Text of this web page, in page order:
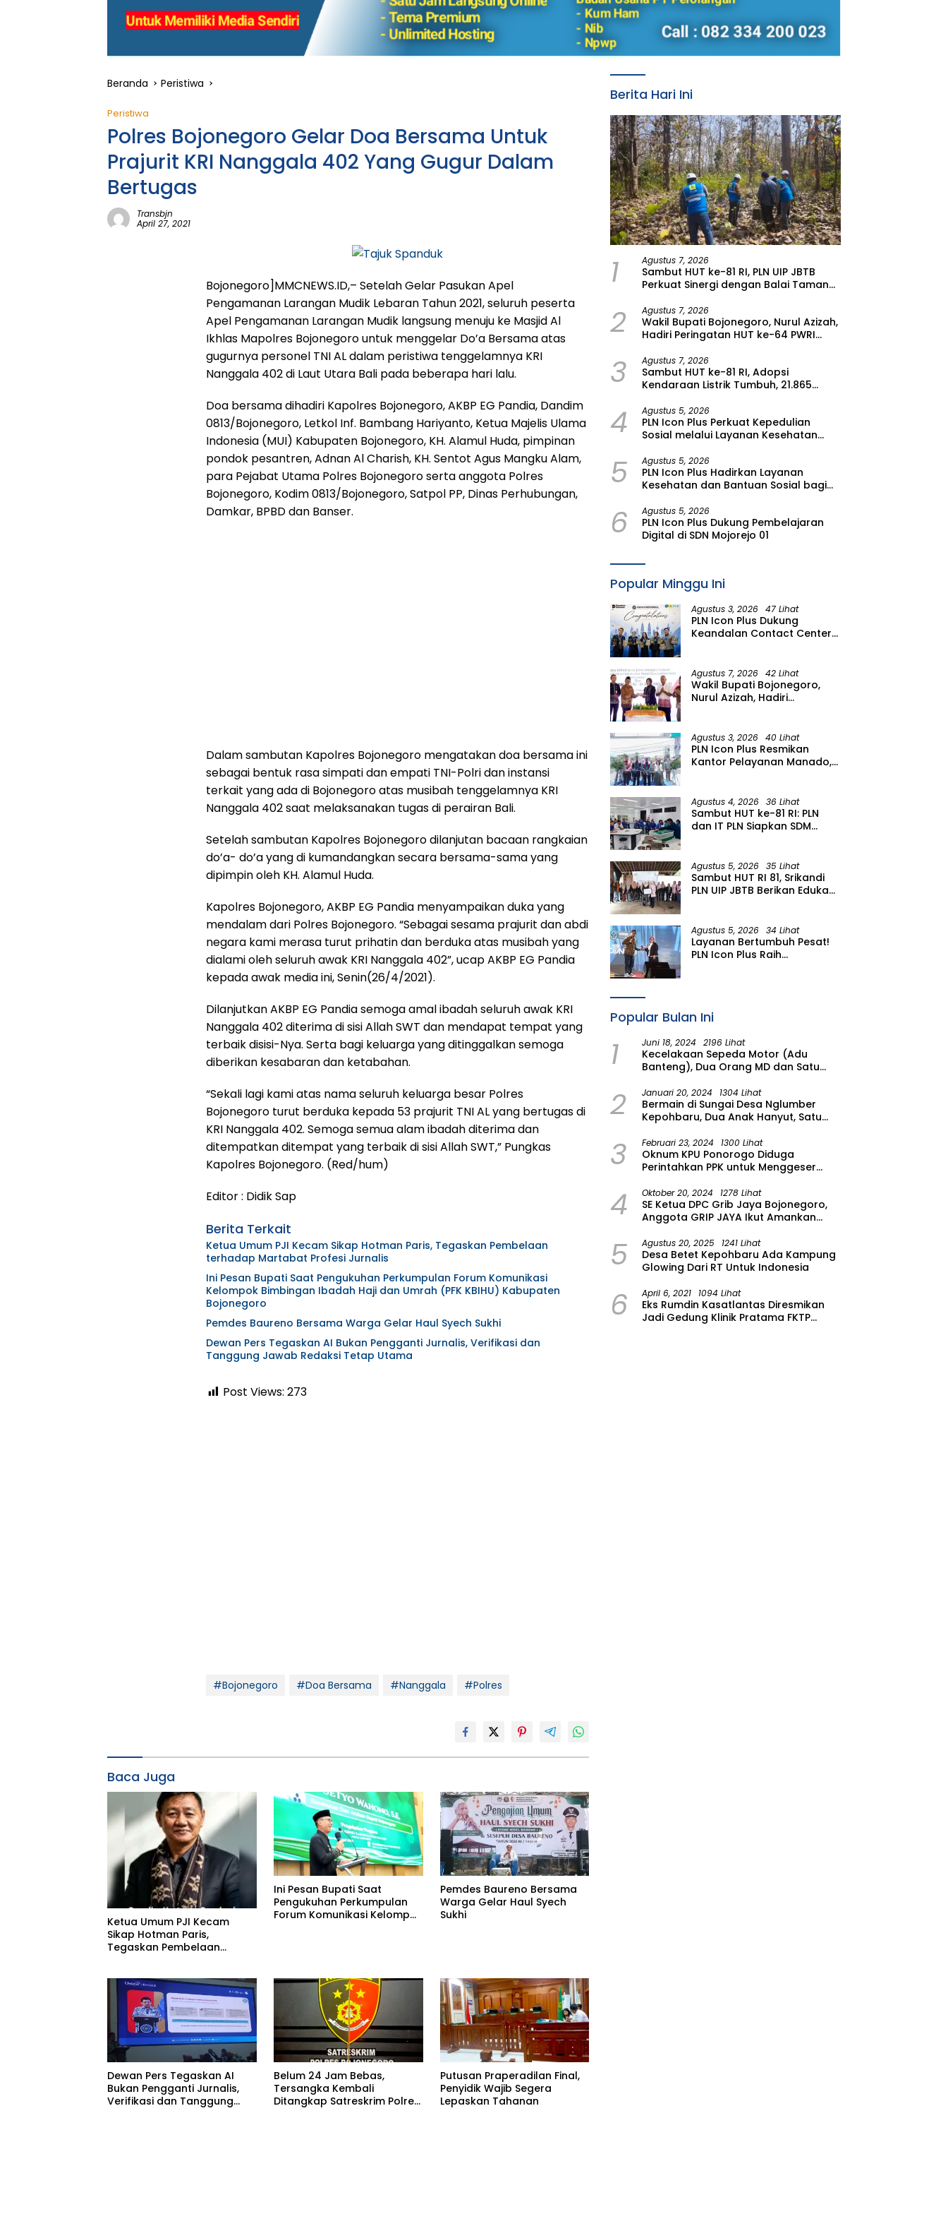
Beranda Peristiwa
Peristiwa
Polres Bojonegoro Gelar Doa Bersama Untuk
Prajurit KRI Nanggala 402 Yang Gugur Dalam
Bertugas
Transbjn
April 27, 2021
Bojonegoro]MMCNEWS.ID,– Setelah Gelar Pasukan Apel
Pengamanan Larangan Mudik Lebaran Tahun 2021, seluruh peserta
Apel Pengamanan Larangan Mudik langsung menuju ke Masjid Al
Ikhlas Mapolres Bojonegoro untuk menggelar Do’a Bersama atas
gugurnya personel TNI AL dalam peristiwa tenggelamnya KRI
Nanggala 402 di Laut Utara Bali pada beberapa hari lalu.
Doa bersama dihadiri Kapolres Bojonegoro, AKBP EG Pandia, Dandim
0813/Bojonegoro, Letkol Inf. Bambang Hariyanto, Ketua Majelis Ulama
Indonesia (MUI) Kabupaten Bojonegoro, KH. Alamul Huda, pimpinan
pondok pesantren, Adnan Al Charish, KH. Sentot Agus Mangku Alam,
para Pejabat Utama Polres Bojonegoro serta anggota Polres
Bojonegoro, Kodim 0813/Bojonegoro, Satpol PP, Dinas Perhubungan,
Damkar, BPBD dan Banser.
Dalam sambutan Kapolres Bojonegoro mengatakan doa bersama ini
sebagai bentuk rasa simpati dan empati TNI-Polri dan instansi
terkait yang ada di Bojonegoro atas musibah tenggelamnya KRI
Nanggala 402 saat melaksanakan tugas di perairan Bali.
Setelah sambutan Kapolres Bojonegoro dilanjutan bacaan rangkaian
do’a- do’a yang di kumandangkan secara bersama-sama yang
dipimpin oleh KH. Alamul Huda.
Kapolres Bojonegoro, AKBP EG Pandia menyampaikan duka yang
mendalam dari Polres Bojonegoro. “Sebagai sesama prajurit dan abdi
negara kami merasa turut prihatin dan berduka atas musibah yang
dialami oleh seluruh awak KRI Nanggala 402”, ucap AKBP EG Pandia
kepada awak media ini, Senin(26/4/2021).
Dilanjutkan AKBP EG Pandia semoga amal ibadah seluruh awak KRI
Nanggala 402 diterima di sisi Allah SWT dan mendapat tempat yang
terbaik disisi-Nya. Serta bagi keluarga yang ditinggalkan semoga
diberikan kesabaran dan ketabahan.
“Sekali lagi kami atas nama seluruh keluarga besar Polres
Bojonegoro turut berduka kepada 53 prajurit TNI AL yang bertugas di
KRI Nanggala 402. Semoga semua alam ibadah diterima dan
ditempatkan ditempat yang terbaik di sisi Allah SWT,” Pungkas
Kapolres Bojonegoro. (Red/hum)
Editor : Didik Sap
Berita Terkait
Ketua Umum PJI Kecam Sikap Hotman Paris, Tegaskan Pembelaan
terhadap Martabat Profesi Jurnalis
Ini Pesan Bupati Saat Pengukuhan Perkumpulan Forum Komunikasi
Kelompok Bimbingan Ibadah Haji dan Umrah (PFK KBIHU) Kabupaten
Bojonegoro
Pemdes Baureno Bersama Warga Gelar Haul Syech Sukhi
Dewan Pers Tegaskan AI Bukan Pengganti Jurnalis, Verifikasi dan
Tanggung Jawab Redaksi Tetap Utama
Post Views: 273
#Bojonegoro #Doa Bersama #Nanggala #Polres
Baca Juga
Ketua Umum PJI Kecam
Sikap Hotman Paris,
Tegaskan Pembelaan
Ini Pesan Bupati Saat
Pengukuhan Perkumpulan
Forum Komunikasi Kelompok
Pemdes Baureno Bersama
Warga Gelar Haul Syech
Sukhi
Dewan Pers Tegaskan AI
Bukan Pengganti Jurnalis,
Verifikasi dan Tanggung
Belum 24 Jam Bebas,
Tersangka Kembali
Ditangkap Satreskrim Polres
Putusan Praperadilan Final,
Penyidik Wajib Segera
Lepaskan Tahanan
Berita Hari Ini
1 Agustus 7, 2026
Sambut HUT ke-81 RI, PLN UIP JBTB
Perkuat Sinergi dengan Balai Taman
Rencana Proyek SUTET 500 kV Paiton–
Watudodol/Kalipuro
2 Agustus 7, 2026
Wakil Bupati Bojonegoro, Nurul Azizah,
Hadiri Peringatan HUT ke-64 PWRI
3 Agustus 7, 2026
Sambut HUT ke-81 RI, Adopsi
Kendaraan Listrik Tumbuh, 21.865
Charging Services PLN pada Semester
I 2026
4 Agustus 5, 2026
PLN Icon Plus Perkuat Kepedulian
Sosial melalui Layanan Kesehatan
Lansia di Malang
5 Agustus 5, 2026
PLN Icon Plus Hadirkan Layanan
Kesehatan dan Bantuan Sosial bagi
6 Agustus 5, 2026
PLN Icon Plus Dukung Pembelajaran
Digital di SDN Mojorejo 01
Popular Minggu Ini
Agustus 3, 2026 47 Lihat
PLN Icon Plus Dukung
Keandalan Contact Center
Agustus 7, 2026 42 Lihat
Wakil Bupati Bojonegoro,
Nurul Azizah, Hadiri
Agustus 3, 2026 40 Lihat
PLN Icon Plus Resmikan
Kantor Pelayanan Manado,
Agustus 4, 2026 36 Lihat
Sambut HUT ke-81 RI: PLN
dan IT PLN Siapkan SDM
Terbarukan bagi Siswa SMA
Agustus 5, 2026 35 Lihat
Sambut HUT RI 81, Srikandi
PLN UIP JBTB Berikan Edukasi
Perempuan Tangguh
Bencana di Kampung Aren
Simacan Banyuwangi
Agustus 5, 2026 34 Lihat
Layanan Bertumbuh Pesat!
PLN Icon Plus Raih
Popular Bulan Ini
1 Juni 18, 2024 2196 Lihat
Kecelakaan Sepeda Motor (Adu
Banteng), Dua Orang MD dan Satu
2 Januari 20, 2024 1304 Lihat
Bermain di Sungai Desa Nglumber
Kepohbaru, Dua Anak Hanyut, Satu
Masih Dalam Pencarian
3 Februari 23, 2024 1300 Lihat
Oknum KPU Ponorogo Diduga
Perintahkan PPK untuk Menggeser
Provinsi Asal Partai Gerindra
4 Oktober 20, 2024 1278 Lihat
SE Ketua DPC Grib Jaya Bojonegoro,
Anggota GRIP JAYA Ikut Amankan
Wilayah Bojonegoro
5 Agustus 20, 2025 1241 Lihat
Desa Betet Kepohbaru Ada Kampung
Glowing Dari RT Untuk Indonesia
6 April 6, 2021 1094 Lihat
Eks Rumdin Kasatlantas Diresmikan
Jadi Gedung Klinik Pratama FKTP